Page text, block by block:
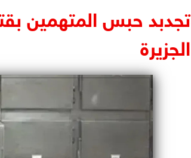
الرئاسة
دين وفتاوى
تجدبد حبس المتهمين
الجزيرة